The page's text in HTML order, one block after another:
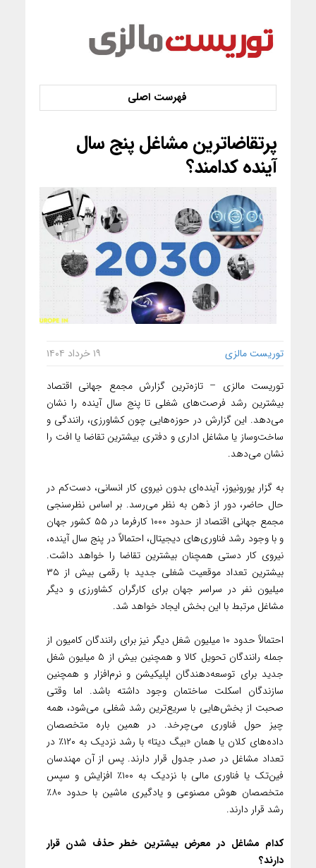
پرتقاضاترین مشاغل پنج سال
آینده کدامند؟
توریست مالزی ۱۹ خرداد ۱۴۰۴
توریست مالزی – تازه‌ترین گزارش مجمع جهانی اقتصاد
بیشترین رشد فرصت‌های شغلی تا پنج سال آینده را نشان
می‌دهد. این گزارش در حوزه‌هایی چون کشاورزی، رانندگی و
ساخت‌وساز یا مشاغل اداری و دفتری بیشترین تقاضا یا افت را
نشان می‌دهد.
به گزار یورونیوز، آینده‌ای بدون نیروی کار انسانی، دست‌کم در
حال حاضر، دور از ذهن به نظر می‌رسد. بر اساس نظرسنجی
مجمع جهانی اقتصاد از حدود ۱۰۰۰ کارفرما در ۵۵ کشور جهان
و با وجود رشد فناوری‌های دیجیتال، احتمالاً در پنج سال آینده،
نیروی کار دستی همچنان بیشترین تقاضا را خواهد داشت.
بیشترین تعداد موقعیت شغلی جدید با رقمی بیش از ۳۵
میلیون نفر در سراسر جهان برای کارگران کشاورزی و دیگر
مشاغل مرتبط با این بخش ایجاد خواهد شد.
احتمالاً حدود ۱۰ میلیون شغل دیگر نیز برای رانندگان کامیون از
جمله رانندگان تحویل کالا و همچنین بیش از ۵ میلیون شغل
جدید برای توسعه‌دهندگان اپلیکیشن و نرم‌افزار و همچنین
سازندگان اسکلت ساختمان وجود داشته باشد. اما وقتی
صحبت از بخش‌هایی با سریع‌ترین رشد شغلی می‌شود، همه
چیز حول فناوری می‌چرخد. در همین باره متخصصان
داده‌های کلان یا همان «بیگ دیتا» با رشد نزدیک به ۱۲۰٪ در
تعداد مشاغل در صدر جدول قرار دارند. پس از آن مهندسان
فین‌تک یا فناوری مالی با نزدیک به ۱۰۰٪ افزایش و سپس
متخصصان هوش مصنوعی و یادگیری ماشین با حدود ۸۰٪
رشد قرار دارند.
کدام مشاغل در معرض بیشترین خطر حذف شدن قرار
دارند؟